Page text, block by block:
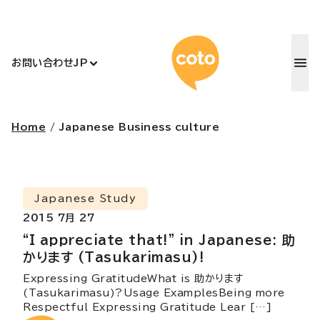
お問い合わせJP コトアカ
Home /Japanese Business culture
“I appreciate that!” in Japanese: 助
かります (Tasukarimasu)!
Japanese Study
2015 7月 27
Expressing GratitudeWhat is 助かります
(Tasukarimasu)?Usage ExamplesBeing more
Respectful Expressing Gratitude Lear […]